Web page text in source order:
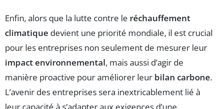
Enfin, alors que la lutte contre le réchauffement
climatique devient une priorité mondiale, il est crucial
pour les entreprises non seulement de mesurer leur
impact environnemental, mais aussi d’agir de
manière proactive pour améliorer leur bilan carbone.
L’avenir des entreprises sera inextricablement lié à